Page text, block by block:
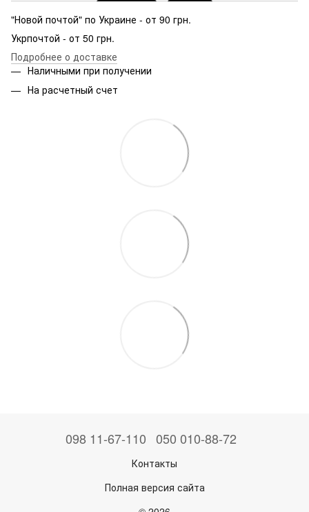
"Новой почтой" по Украине - от 90 грн.
Укрпочтой - от 50 грн.
Подробнее о доставке
Наличными при получении
На расчетный счет
098 11-67-110 050 010-88-72
Контакты
Полная версия сайта